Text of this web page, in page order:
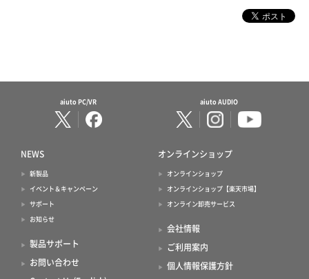
aiuto PC/VR aiuto AUDIO
NEWS
新製品
イベント＆キャンペーン
サポート
お知らせ
製品サポート
お問い合わせ
オンラインショップ
オンラインショップ
オンラインショップ【楽天市場】
オンライン卸売サービス
会社情報
ご利用案内
個人情報保護方針